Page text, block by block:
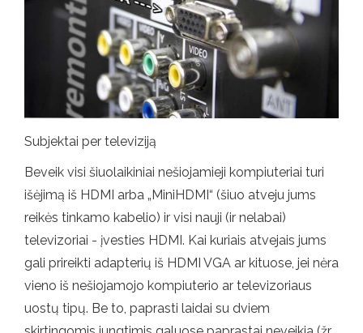
Subjektai per televiziją
Beveik visi šiuolaikiniai nešiojamieji kompiuteriai turi
išėjimą iš HDMI arba „MiniHDMI“ (šiuo atveju jums
reikės tinkamo kabelio) ir visi nauji (ir nelabai)
televizoriai - įvesties HDMI. Kai kuriais atvejais jums
gali prireikti adapterių iš HDMI VGA ar kituose, jei nėra
vieno iš nešiojamojo kompiuterio ar televizoriaus
uostų tipų. Be to, paprasti laidai su dviem